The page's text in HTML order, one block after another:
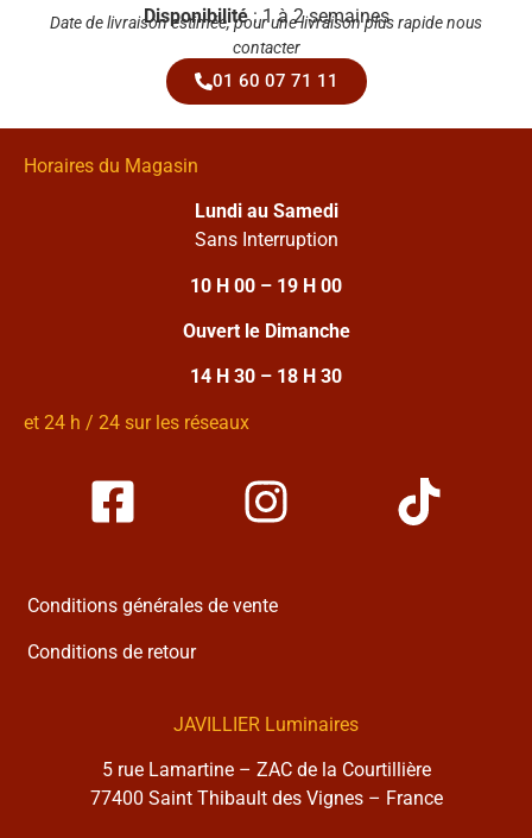
Disponibilité: 1 à 2 semaines
Date de livraison estimée, pour une livraison plus rapide nous
contacter
01 60 07 71 11
Horaires du Magasin
Lundi au Samedi
Sans Interruption
10 H 00 – 19 H 00
Ouvert le Dimanche
14 H 30 – 18 H 30
et 24 h / 24 sur les réseaux
Conditions générales de vente
Conditions de retour
JAVILLIER Luminaires
5 rue Lamartine – ZAC de la Courtillière
77400 Saint Thibault des Vignes – France